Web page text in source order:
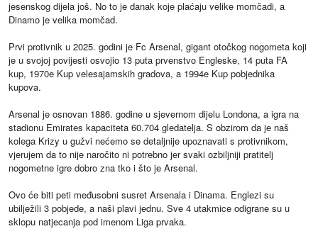
jesenskog dijela još. No to je danak koje plaćaju velike momčadi, a
Dinamo je velika momčad.
Prvi protivnik u 2025. godini je Fc Arsenal, gigant otočkog nogometa koji
je u svojoj povijesti osvojio 13 puta prvenstvo Engleske, 14 puta FA
kup, 1970e Kup velesajamskih gradova, a 1994e Kup pobjednika
kupova.
Arsenal je osnovan 1886. godine u sjevernom dijelu Londona, a igra na
stadionu Emirates kapaciteta 60.704 gledatelja. S obzirom da je naš
kolega Krizy u gužvi nećemo se detaljnije upoznavati s protivnikom,
vjerujem da to nije naročito ni potrebno jer svaki ozbiljniji pratitelj
nogometne igre dobro zna tko i što je Arsenal.
Ovo će biti peti međusobni susret Arsenala i Dinama. Englezi su
ubilježili 3 pobjede, a naši plavi jednu. Sve 4 utakmice odigrane su u
sklopu natjecanja pod imenom Liga prvaka.